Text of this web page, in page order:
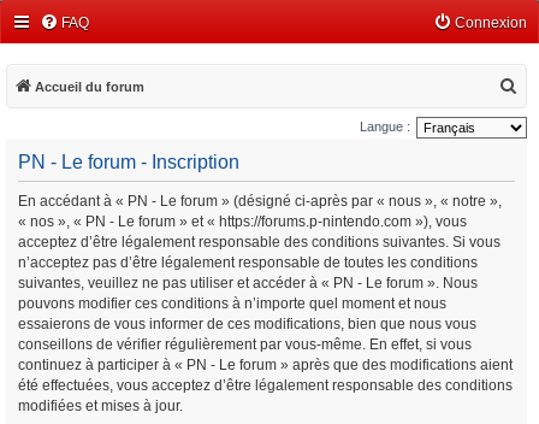
FAQ Connexion
Accueil du forum
e
c
Langue :
PN - Le forum - Inscription
En accédant à « PN - Le forum » (désigné ci-après par « nous », « notre »,
« nos », « PN - Le forum » et « https://forums.p-nintendo.com »), vous
acceptez d’être légalement responsable des conditions suivantes. Si vous
n’acceptez pas d’être légalement responsable de toutes les conditions
suivantes, veuillez ne pas utiliser et accéder à « PN - Le forum ». Nous
pouvons modifier ces conditions à n’importe quel moment et nous
essaierons de vous informer de ces modifications, bien que nous vous
conseillons de vérifier régulièrement par vous-même. En effet, si vous
continuez à participer à « PN - Le forum » après que des modifications aient
été effectuées, vous acceptez d’être légalement responsable des conditions
modifiées et mises à jour.